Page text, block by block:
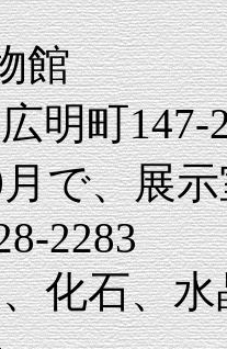
館
明町147-
で、展示
2283
石、水